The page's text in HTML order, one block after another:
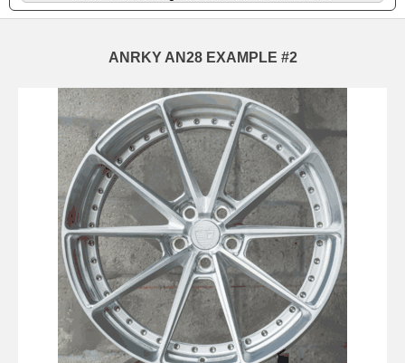
ANRKY AN28 EXAMPLE #2